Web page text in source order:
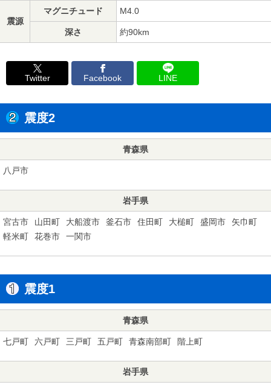
震源
マグニチュード M4.0
深さ 約90km
Twitter Facebook LINE
震度2
青森県
八戸市
岩手県
宮古市 山田町 大船渡市 釜石市 住田町 大槌町 盛岡市
矢巾町
軽米町
花巻市 一関市
震度1
青森県
七戸町 六戸町 三戸町 五戸町 青森南部町 階上町
岩手県